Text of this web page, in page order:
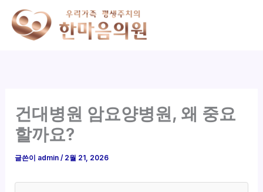
건대병원 암요양병원, 왜 중요
할까요?
글쓴이 admin/ 2월 21, 2026